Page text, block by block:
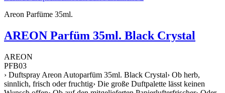
Areon Parfüme 35ml.
AREON Parfüm 35ml. Black Crystal
AREON
PFB03
› Duftspray Areon Autoparfüm 35ml. Black Crystal› Ob herb,
sinnlich, frisch oder fruchtig› Die große Duftpalette lässt keinen